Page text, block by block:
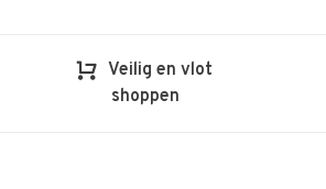
Veilig en vlot
shoppen